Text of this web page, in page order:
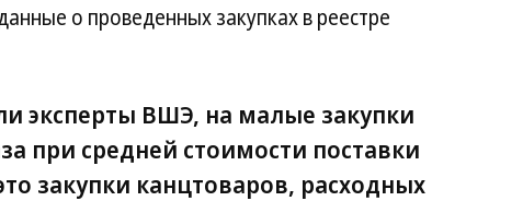
о проведенных закупках в реестре
эксперты ВШЭ, на малые закупки
при средней стоимости поставки
закупки канцтоваров, расходных